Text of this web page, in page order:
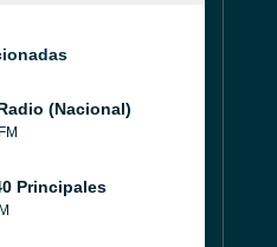
(Nacional)
Principales